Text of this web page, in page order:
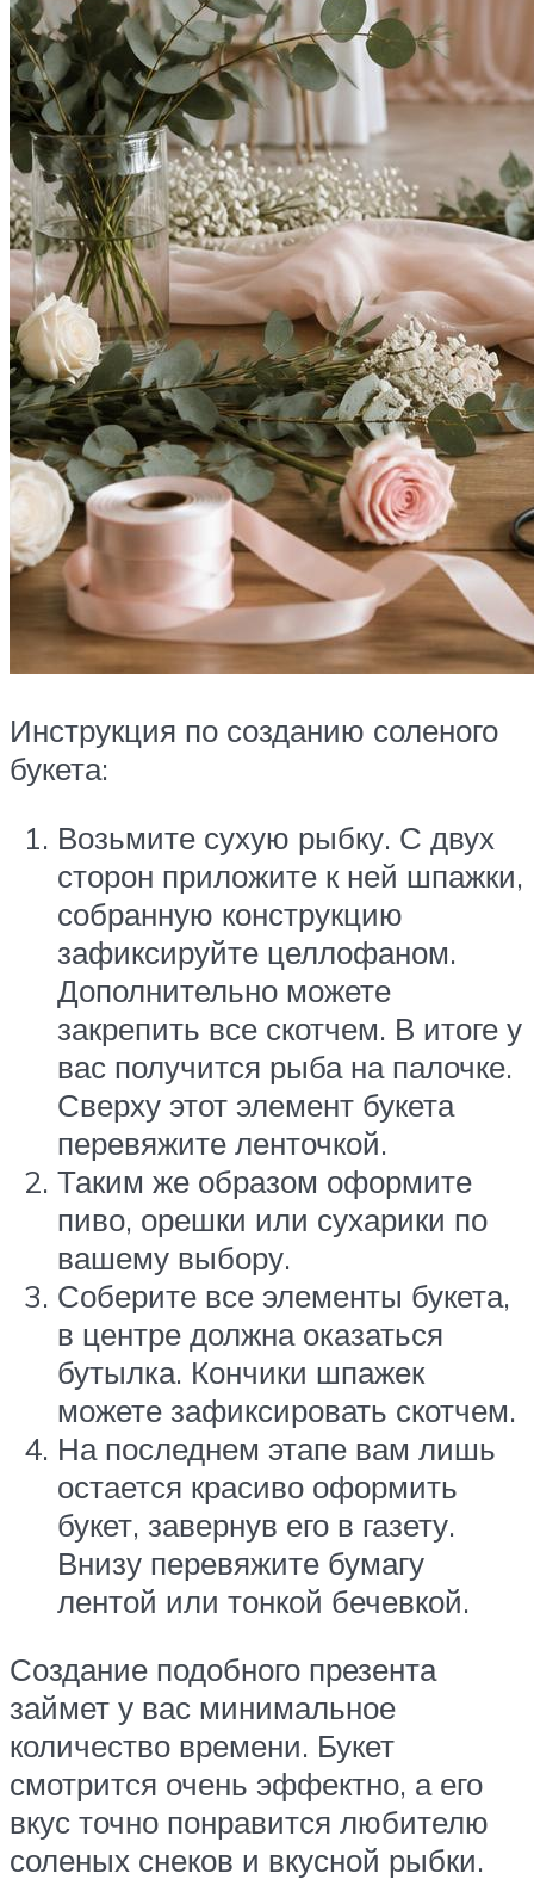
Инструкция по созданию соленого
букета:
Возьмите сухую рыбку. С двух
сторон приложите к ней шпажки,
собранную конструкцию
зафиксируйте целлофаном.
Дополнительно можете
закрепить все скотчем. В итоге у
вас получится рыба на палочке.
Сверху этот элемент букета
перевяжите ленточкой.
Таким же образом оформите
пиво, орешки или сухарики по
вашему выбору.
Соберите все элементы букета,
в центре должна оказаться
бутылка. Кончики шпажек
можете зафиксировать скотчем.
На последнем этапе вам лишь
остается красиво оформить
букет, завернув его в газету.
Внизу перевяжите бумагу
лентой или тонкой бечевкой.
Создание подобного презента
займет у вас минимальное
количество времени. Букет
смотрится очень эффектно, а его
вкус точно понравится любителю
соленых снеков и вкусной рыбки.